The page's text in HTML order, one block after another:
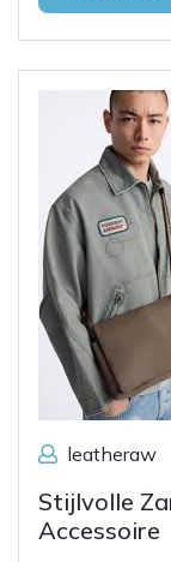
leatheraw
Stijlvolle
Accessoire